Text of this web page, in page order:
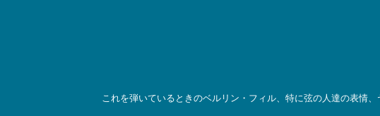
これを弾いているときのベルリン・フィル、特に弦の人達の表情